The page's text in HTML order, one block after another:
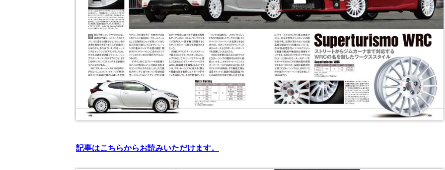
記事はこちらからお読みいただけます。